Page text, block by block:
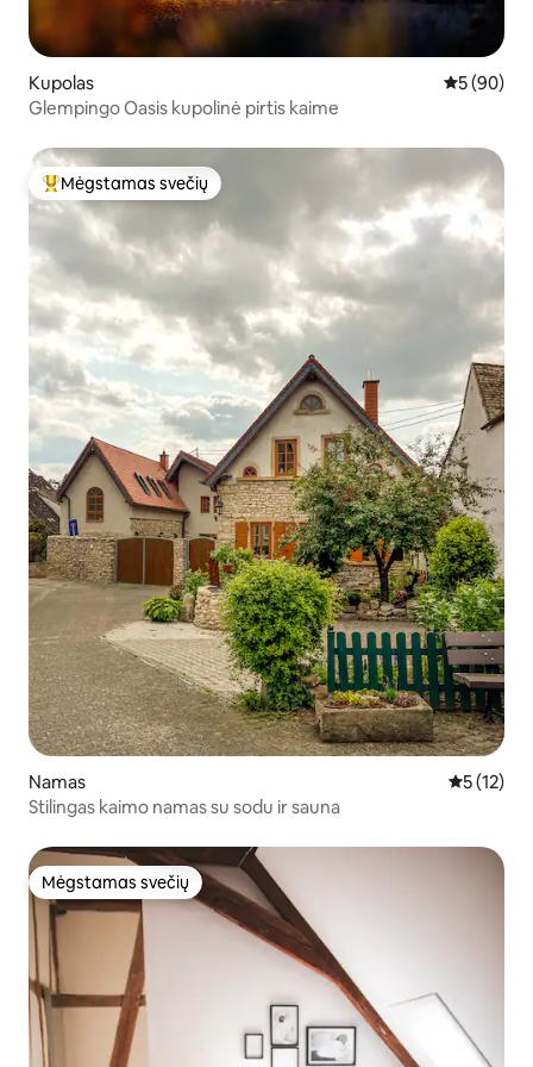
Kupolas Vidutinis
5 (90)
Glempingo Oasis kupolinė pirtis kaime
Svečių mėgstamiausias
Mėgstamas svečių
Namas Vidutinis
5 (12)
Stilingas kaimo namas su sodu ir sauna
Mėgstamas svečių
Mėgstamas svečių